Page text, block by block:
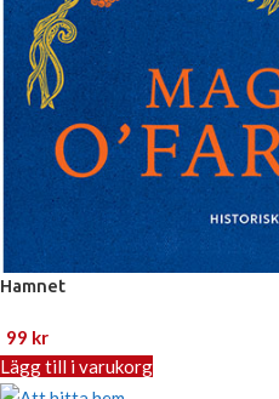
Hamnet
99 kr
Lägg till i varukorg